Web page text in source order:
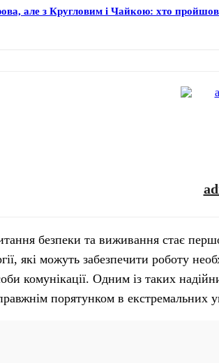
але з Кругловим і Чайкою: хто
безпеки та виживання стає
які можуть забезпечити роботу
комунікації. Одним із таких
порятунком в екстремальних